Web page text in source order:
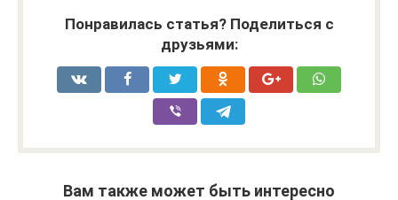
Понравилась статья? Поделиться с
друзьями:
Вам также может быть интересно